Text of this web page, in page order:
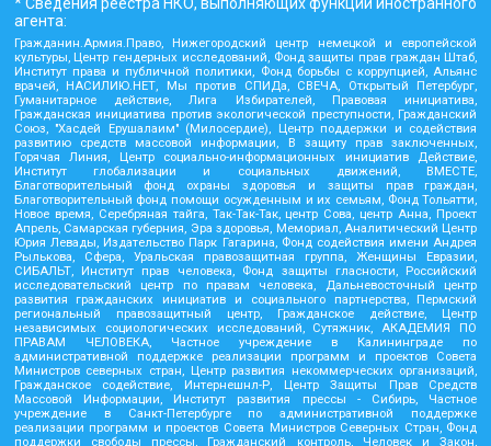
агента:
Гражданин.Армия.Право, Нижегородский центр немецкой и европейской
культуры, Центр гендерных исследований, Фонд защиты прав граждан Штаб,
Институт права и публичной политики, Фонд борьбы с коррупцией, Альянс
врачей, НАСИЛИЮ.НЕТ, Мы против СПИДа, СВЕЧА, Открытый Петербург,
Гуманитарное действие, Лига Избирателей, Правовая инициатива,
Гражданская инициатива против экологической преступности, Гражданский
Союз, "Хасдей Ерушалаим" (Милосердие), Центр поддержки и содействия
развитию средств массовой информации, В защиту прав заключенных,
Горячая Линия, Центр социально-информационных инициатив Действие,
Институт глобализации и социальных движений, ВМЕСТЕ,
Благотворительный фонд охраны здоровья и защиты прав граждан,
Благотворительный фонд помощи осужденным и их семьям, Фонд Тольятти,
Новое время, Серебряная тайга, Так-Так-Так, центр Сова, центр Анна, Проект
Апрель, Самарская губерния, Эра здоровья, Мемориал, Аналитический Центр
Юрия Левады, Издательство Парк Гагарина, Фонд содействия имени Андрея
Рылькова, Сфера, Уральская правозащитная группа, Женщины Евразии,
СИБАЛЬТ, Институт прав человека, Фонд защиты гласности, Российский
исследовательский центр по правам человека, Дальневосточный центр
развития гражданских инициатив и социального партнерства, Пермский
региональный правозащитный центр, Гражданское действие, Центр
независимых социологических исследований, Сутяжник, АКАДЕМИЯ ПО
ПРАВАМ ЧЕЛОВЕКА, Частное учреждение в Калининграде по
административной поддержке реализации программ и проектов Совета
Министров северных стран, Центр развития некоммерческих организаций,
Гражданское содействие, Интернешнл-Р, Центр Защиты Прав Средств
Массовой Информации, Институт развития прессы - Сибирь, Частное
учреждение в Санкт-Петербурге по административной поддержке
реализации программ и проектов Совета Министров Северных Стран, Фонд
поддержки свободы прессы, Гражданский контроль, Человек и Закон,